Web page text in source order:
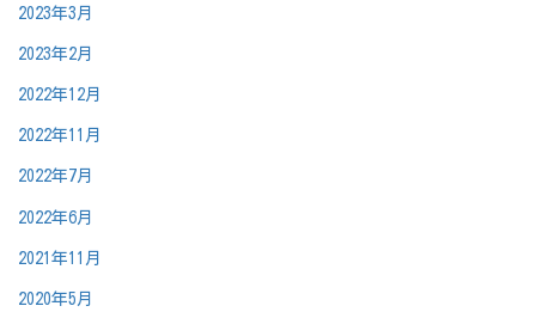
2023年3月
2023年2月
2022年12月
2022年11月
2022年7月
2022年6月
2021年11月
2020年5月